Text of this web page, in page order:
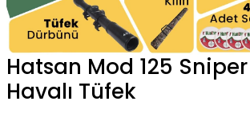
%7
12.999,00 TL
14.000,00 TL
Hatsan Mod 125
Havalı Tüfek